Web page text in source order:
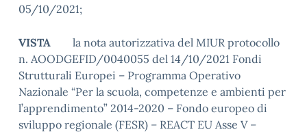
05/10/2021;
VISTA la nota autorizzativa del MIUR protocollo
n. AOODGEFID/0040055 del 14/10/2021 Fondi
Strutturali Europei – Programma Operativo
Nazionale “Per la scuola, competenze e ambienti per
l’apprendimento” 2014-2020 – Fondo europeo di
sviluppo regionale (FESR) – REACT EU Asse V –